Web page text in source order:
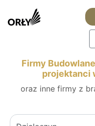
Firmy
projektanci
oraz inne firmy z